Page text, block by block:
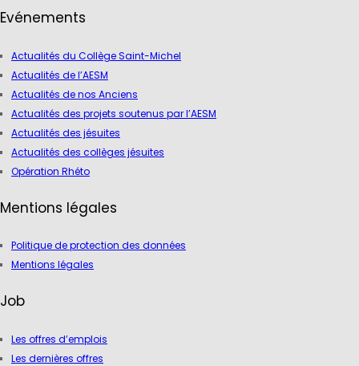
Evénements
Actualités du Collège Saint-Michel
Actualités de l’AESM
Actualités de nos Anciens
Actualités des projets soutenus par l’AESM
Actualités des jésuites
Actualités des collèges jésuites
Opération Rhéto
Mentions légales
Politique de protection des données
Mentions légales
Job
Les offres d’emplois
Les dernières offres